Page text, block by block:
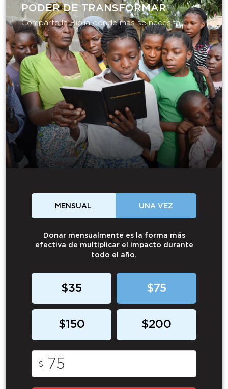
PODER DE TRANSFORMAR​
Comparte la Biblia donde más se necesita.
MENSUAL UNA VEZ
Donar mensualmente es la forma más
efectiva de multiplicar el impacto durante
todo el año.
$35 $75
$150 $200
$